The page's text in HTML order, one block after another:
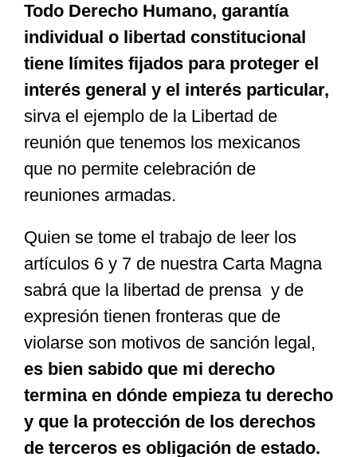
Todo Derecho Humano, garantía
individual o libertad constitucional
tiene límites fijados para proteger el
interés general y el interés particular,
sirva el ejemplo de la Libertad de
reunión que tenemos los mexicanos
que no permite celebración de
reuniones armadas.
Quien se tome el trabajo de leer los
artículos 6 y 7 de nuestra Carta Magna
sabrá que la libertad de prensa y de
expresión tienen fronteras que de
violarse son motivos de sanción legal,
es bien sabido que mi derecho
termina en dónde empieza tu derecho
y que la protección de los derechos
de terceros es obligación de estado.